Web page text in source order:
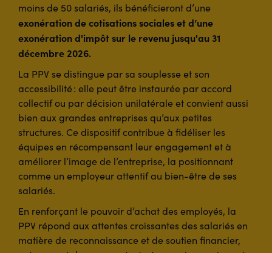
moins de 50 salariés, ils bénéficieront d’une
exonération de cotisations sociales et d’une
exonération d'impôt sur le revenu jusqu'au 31
décembre 2026.
La PPV se distingue par sa souplesse et son
accessibilité : elle peut être instaurée par accord
collectif ou par décision unilatérale et convient aussi
bien aux grandes entreprises qu’aux petites
structures. Ce dispositif contribue à fidéliser les
équipes en récompensant leur engagement et à
améliorer l’image de l’entreprise, la positionnant
comme un employeur attentif au bien-être de ses
salariés.
En renforçant le pouvoir d’achat des employés, la
PPV répond aux attentes croissantes des salariés en
matière de reconnaissance et de soutien financier,